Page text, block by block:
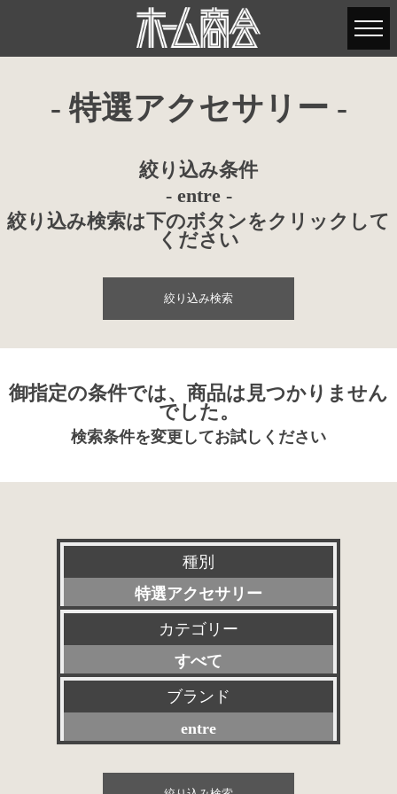
- 特選アクセサリー -
絞り込み条件
- entre -
絞り込み検索は下のボタンをクリックして
ください
絞り込み検索
御指定の条件では、商品は見つかりません
でした。
検索条件を変更してお試しください
種別
特選アクセサリー
新品
委託販売品
特価品
その他委託販売品
カテゴリー
すべて
プリアンプ
パワーアンプ
プリメインアンプ
ブランド
entre